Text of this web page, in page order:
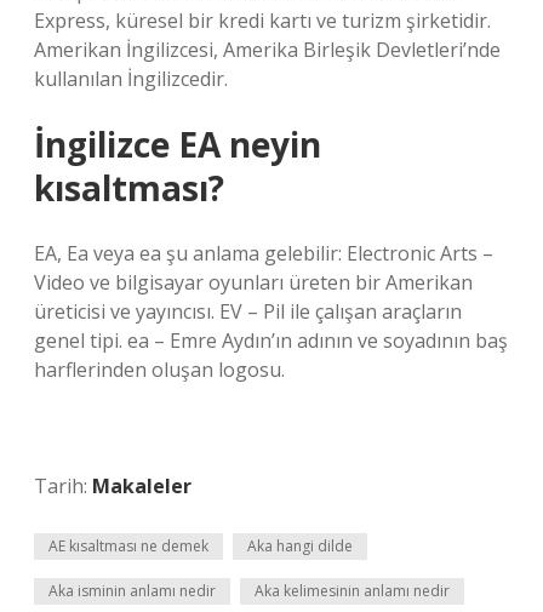
Express, küresel bir kredi kartı ve turizm şirketidir.
Amerikan İngilizcesi, Amerika Birleşik Devletleri’nde
kullanılan İngilizcedir.
İngilizce EA neyin
kısaltması?
EA, Ea veya ea şu anlama gelebilir: Electronic Arts –
Video ve bilgisayar oyunları üreten bir Amerikan
üreticisi ve yayıncısı. EV – Pil ile çalışan araçların
genel tipi. ea – Emre Aydın’ın adının ve soyadının baş
harflerinden oluşan logosu.
Tarih: Makaleler
AE kısaltması ne demek Aka hangi dilde
Aka isminin anlamı nedir Aka kelimesinin anlamı nedir